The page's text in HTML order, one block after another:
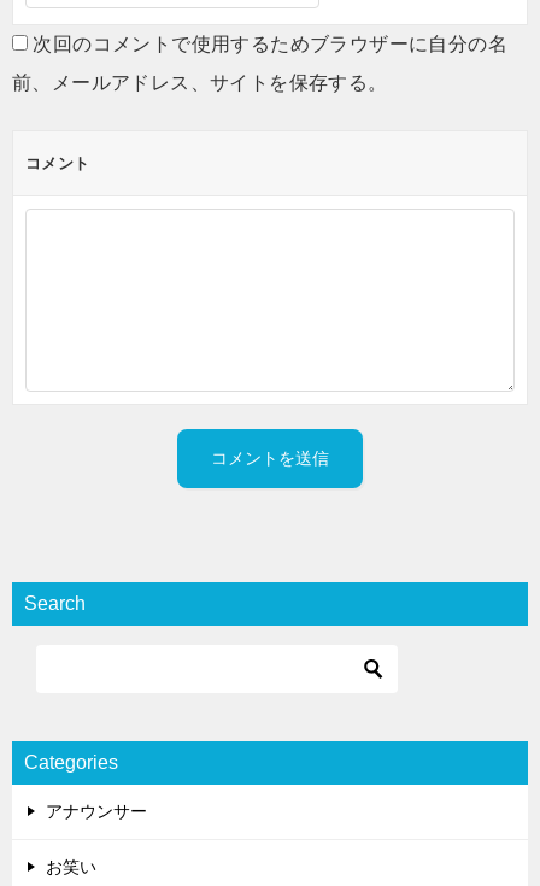
次回のコメントで使用するためブラウザーに自分の名
前、メールアドレス、サイトを保存する。
コメント
Search
Categories
アナウンサー
お笑い